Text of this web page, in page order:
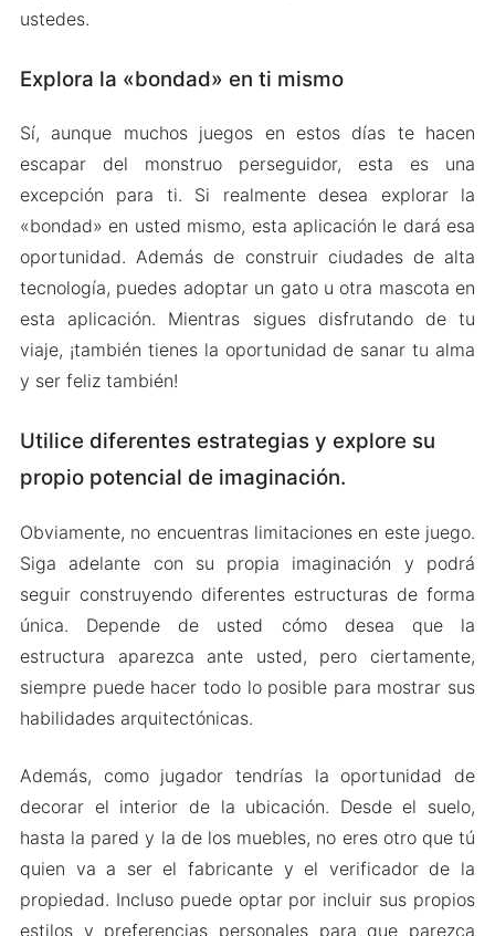
ustedes.
Explora la «bondad» en ti mismo
Sí, aunque muchos juegos en estos días te hacen
escapar del monstruo perseguidor, esta es una
excepción para ti. Si realmente desea explorar la
«bondad» en usted mismo, esta aplicación le dará esa
oportunidad. Además de construir ciudades de alta
tecnología, puedes adoptar un gato u otra mascota en
esta aplicación. Mientras sigues disfrutando de tu
viaje, ¡también tienes la oportunidad de sanar tu alma
y ser feliz también!
Utilice diferentes estrategias y explore su
propio potencial de imaginación.
Obviamente, no encuentras limitaciones en este juego.
Siga adelante con su propia imaginación y podrá
seguir construyendo diferentes estructuras de forma
única. Depende de usted cómo desea que la
estructura aparezca ante usted, pero ciertamente,
siempre puede hacer todo lo posible para mostrar sus
habilidades arquitectónicas.
Además, como jugador tendrías la oportunidad de
decorar el interior de la ubicación. Desde el suelo,
hasta la pared y la de los muebles, no eres otro que tú
quien va a ser el fabricante y el verificador de la
propiedad. Incluso puede optar por incluir sus propios
estilos y preferencias personales para que parezca